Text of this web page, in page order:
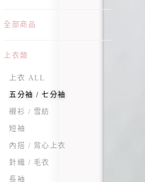
全部商品
上衣類
上衣 ALL
五分袖 / 七分袖
襯衫 / 雪紡
短袖
內搭 / 背心上衣
針織 / 毛衣
長袖